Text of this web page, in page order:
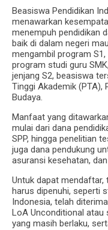
Beasiswa Pendidikan
menawarkan
menempuh pendidikan
baik di dalam negeri
mengambil program
program studi guru
jenjang S2, beasiswa
Tinggi Akademik (PTA),
Budaya.
Manfaat yang
mulai dari dana
SPP, hingga penelitian
juga dana pendukung
asuransi kesehatan,
Untuk dapat mendaftar,
harus dipenuhi, seperti
Indonesia, telah
LoA Unconditional
yang masih berlaku,